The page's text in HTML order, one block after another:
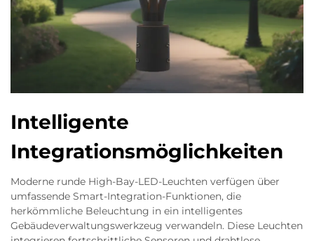
Intelligente
Integrationsmöglichkeiten
Moderne runde High-Bay-LED-Leuchten verfügen über
umfassende Smart-Integration-Funktionen, die
herkömmliche Beleuchtung in ein intelligentes
Gebäudeverwaltungswerkzeug verwandeln. Diese Leuchten